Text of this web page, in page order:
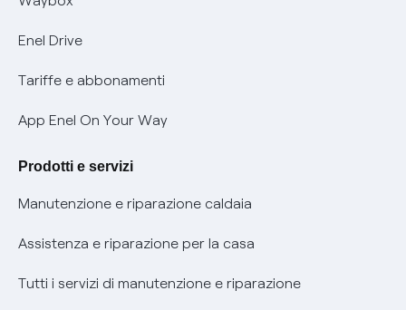
Mobilità Elettrica
Phishing e truffe online
Verifica chi ti ha chiamato
Informativa RAEE
Enel Drive
Tariffe e abbonamenti
App Enel On Your Way
Prodotti e servizi
Manutenzione e riparazione caldaia
Assistenza e riparazione per la casa
Tutti i servizi di manutenzione e riparazione